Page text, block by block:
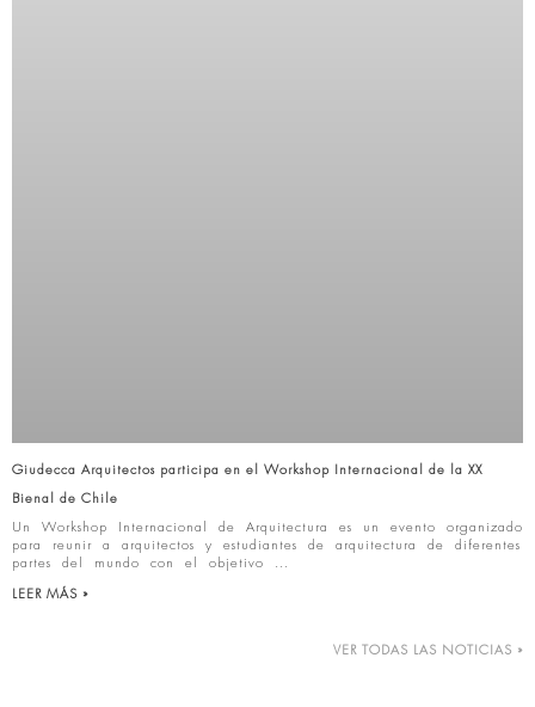
Giudecca Arquitectos participa en el Workshop Internacional de la XX
Bienal de Chile
Un Workshop Internacional de Arquitectura es un evento organizado
para reunir a arquitectos y estudiantes de arquitectura de diferentes
partes del mundo con el objetivo
LEER MÁS »
VER TODAS LAS NOTICIAS »